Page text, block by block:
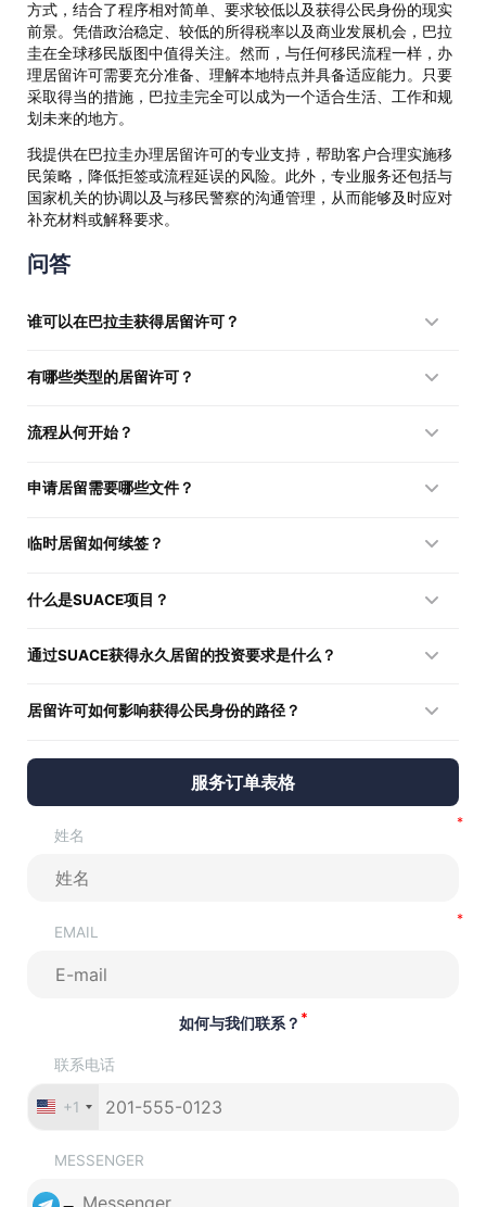
方式，结合了程序相对简单、要求较低以及获得公民身份的现实
前景。凭借政治稳定、较低的所得税率以及商业发展机会，巴拉
圭在全球移民版图中值得关注。然而，与任何移民流程一样，办
理居留许可需要充分准备、理解本地特点并具备适应能力。只要
采取得当的措施，巴拉圭完全可以成为一个适合生活、工作和规
划未来的地方。
我提供在巴拉圭办理居留许可的专业支持，帮助客户合理实施移
民策略，降低拒签或流程延误的风险。此外，专业服务还包括与
国家机关的协调以及与移民警察的沟通管理，从而能够及时应对
补充材料或解释要求。
问答
谁可以在巴拉圭获得居留许可？
——可根据移民法律获得。
有哪些类型的居留许可？
居留。
流程从何开始？
交申请开始。
申请居留需要哪些文件？
及经加签并翻译为西班牙语的文件。
临时居留如何续签？
作为获得永久居留的阶段。
什么是SUACE项目？
久居留，免去临时居留阶段。
通过SUACE获得永久居留的投资要求是什么？
备经批准的商业计划。
居留许可如何影响获得公民身份的路径？
份，前提是实际居住、融入社会并遵守法律。
服务订单表格
姓名
EMAIL
如何与我们联系？ *
联系电话
+1
MESSENGER